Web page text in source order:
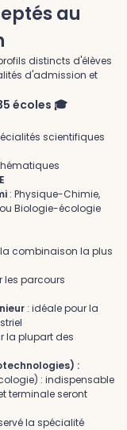
au
distincts d'élèves
d'admission et
écoles 🎓
scientifiques
: Physique-Chimie,
ou Biologie-écologie
la combinaison la plus
les parcours
: idéale pour la
la plupart des
:
: indispensable
terminale seront
la spécialité